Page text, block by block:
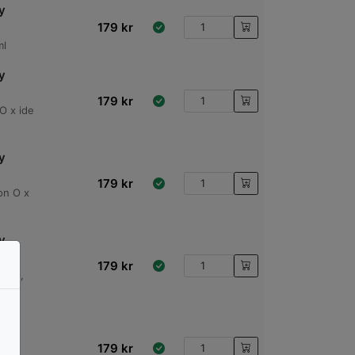
179 kr
x ide
179 kr
O x
179 kr
179 kr
179 kr